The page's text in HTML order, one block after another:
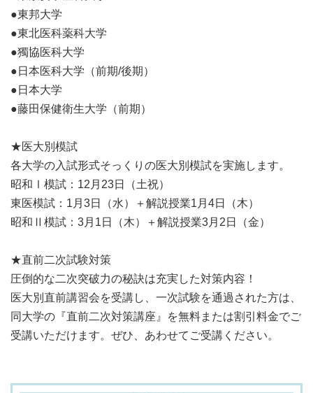
●東邦大学
●東北医科薬科大学
●獨協医科大学
●日本医科大学（前期/後期）
●日本大学
●藤田保健衛生大学（前期）
★医大別模試
各大学の入試形式そっくりの医大別模試を実施します。
昭和Ⅰ模試：12月23日（土祝）
東医模試：1月3日（水）＋解説授業1月4日（木）
昭和Ⅱ模試：3月1日（木）＋解説授業3月2日（金）
★直前二次試験対策
圧倒的な二次突破力の秘訣は充実した対策内容！
医大別直前講習会を受講し、一次試験を通過された方は、
同大学の『直前二次対策講座』を無料または割引料金でご
受講いただけます。ぜひ、あわせてご受講ください。